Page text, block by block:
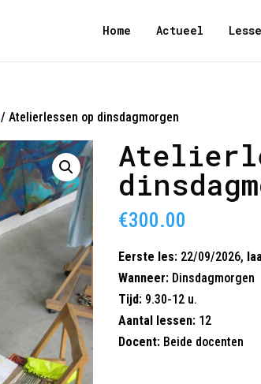
Home Actueel
/ Atelierlessen op dinsdagmorgen
€300.00
Eerste les: 22/09/2026,
Wanneer: Dinsdagmorgen
Tijd: 9.30-12 u.
Aantal lessen: 12
Docent: Beide